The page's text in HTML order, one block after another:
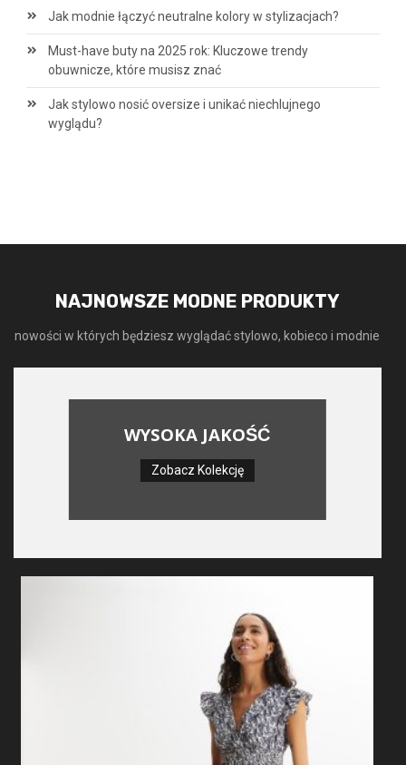
Jak modnie łączyć neutralne kolory w stylizacjach?
Must-have buty na 2025 rok: Kluczowe trendy
obuwnicze, które musisz znać
Jak stylowo nosić oversize i unikać niechlujnego
wyglądu?
NAJNOWSZE MODNE PRODUKTY
nowości w których będziesz wyglądać stylowo, kobieco i modnie
WYSOKA JAKOŚĆ
Zobacz Kolekcję